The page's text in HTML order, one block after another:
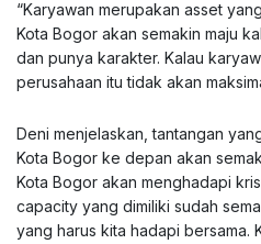
“Karyawan merupakan asset
Kota Bogor akan semakin maju
dan punya karakter. Kalau
perusahaan itu tidak akan
Deni menjelaskan, tantangan
Kota Bogor ke depan akan
Kota Bogor akan menghadapi
capacity yang dimiliki sudah
yang harus kita hadapi bersama.